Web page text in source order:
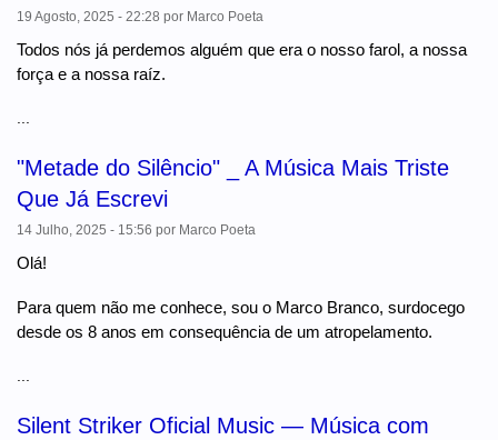
19 Agosto, 2025 - 22:28 por Marco Poeta
Todos nós já perdemos alguém que era o nosso farol, a nossa
força e a nossa raíz.
...
"Metade do Silêncio" _ A Música Mais Triste
Que Já Escrevi
14 Julho, 2025 - 15:56 por Marco Poeta
Olá!
Para quem não me conhece, sou o Marco Branco, surdocego
desde os 8 anos em consequência de um atropelamento.
...
Silent Striker Oficial Music — Música com